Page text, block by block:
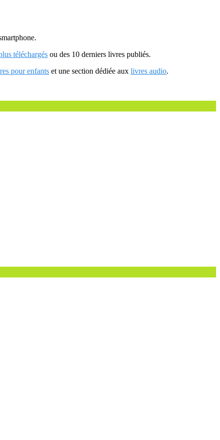
téléchargés ou des 10 derniers livres publiés.
pour enfants et une section dédiée aux livres audio.